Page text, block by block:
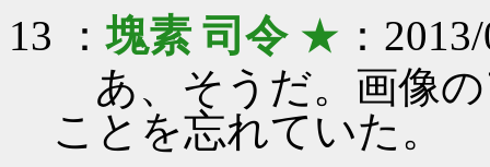
13 ：塊素 司令★ ：
あ、そうだ。画像
ことを忘れていた。